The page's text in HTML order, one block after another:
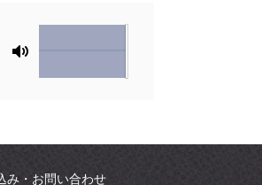
Mute
Volume
み・お問い合わせ